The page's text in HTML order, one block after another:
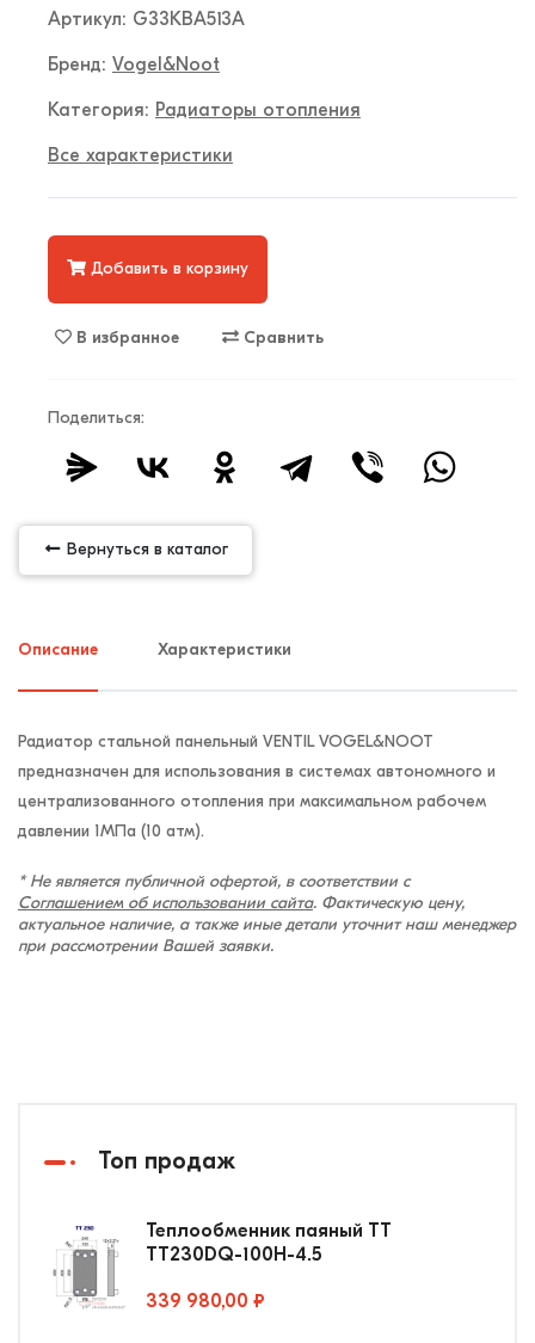
Артикул: G33KBA513A
Бренд: Vogel&Noot
Категория: Радиаторы отопления
Все характеристики
Добавить в корзину
В избранное Сравнить
Поделиться:
Вернуться в каталог
Описание Характеристики
Радиатор стальной панельный VENTIL VOGEL&NOOT
предназначен для использования в системах автономного и
централизованного отопления при максимальном рабочем
давлении 1МПа (10 атм).
* Не является публичной офертой, в соответствии с
Соглашением об использовании сайта. Фактическую цену,
актуальное наличие, а также иные детали уточнит наш менеджер
при рассмотрении Вашей заявки.
Топ продаж
Теплообменник паяный ТТ
ТТ230DQ-100Н-4.5
339 980,00 ₽